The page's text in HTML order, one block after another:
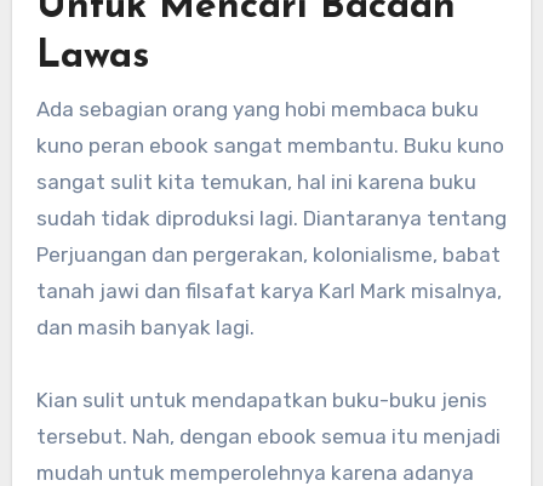
Lawas
Ada sebagian orang yang hobi membaca buku
kuno peran ebook sangat membantu. Buku kuno
sangat sulit kita temukan, hal ini karena buku
sudah tidak diproduksi lagi. Diantaranya tentang
Perjuangan dan pergerakan, kolonialisme, babat
tanah jawi dan filsafat karya Karl Mark misalnya,
dan masih banyak lagi.
Kian sulit untuk mendapatkan buku-buku jenis
tersebut. Nah, dengan ebook semua itu menjadi
mudah untuk memperolehnya karena adanya